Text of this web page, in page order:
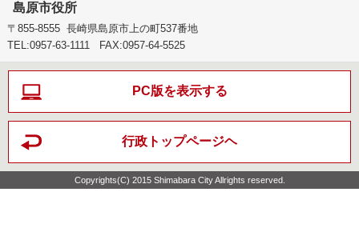
島原市役所
〒855-8555 長崎県島原市上の町537番地
TEL:0957-63-1111 FAX:0957-64-5525
PC版を表示する
行政トップページヘ
Copyrights(C) 2015 Shimabara City Allrights reserved.